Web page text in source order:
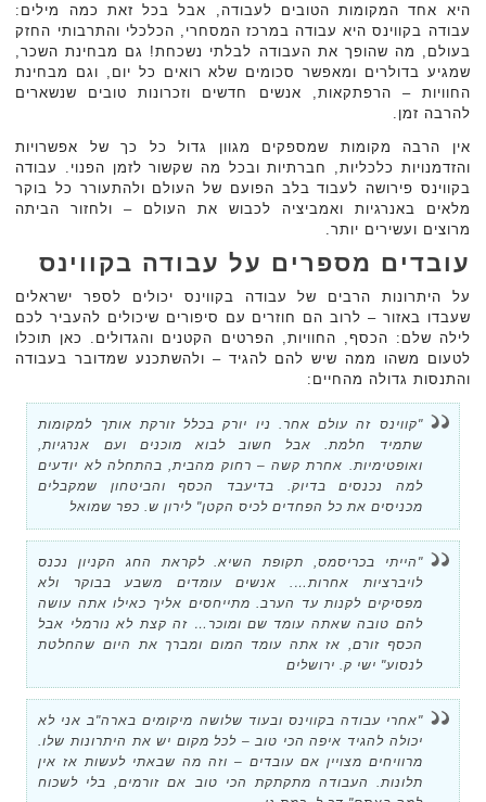
היא אחד המקומות הטובים לעבודה, אבל בכל זאת כמה מילים:
עבודה בקווינס היא עבודה במרכז המסחרי, הכלכלי והתרבותי החזק
בעולם, מה שהופך את העבודה לבלתי נשכחת! גם מבחינת השכר,
שמגיע בדולרים ומאפשר סכומים שלא רואים כל יום, וגם מבחינת
החוויות – הרפתקאות, אנשים חדשים וזכרונות טובים שנשארים
להרבה זמן.
אין הרבה מקומות שמספקים מגוון גדול כל כך של אפשרויות
והזדמנויות כלכליות, חברתיות ובכל מה שקשור לזמן הפנוי. עבודה
בקווינס פירושה לעבוד בלב הפועם של העולם ולהתעורר כל בוקר
מלאים באנרגיות ואמביציה לכבוש את העולם – ולחזור הביתה
מרוצים ועשירים יותר.
עובדים מספרים על עבודה בקווינס
על היתרונות הרבים של עבודה בקווינס יכולים לספר ישראלים
שעבדו באזור – לרוב הם חוזרים עם סיפורים שיכולים להעביר לכם
לילה שלם: הכסף, החוויות, הפרטים הקטנים והגדולים. כאן תוכלו
לטעום משהו ממה שיש להם להגיד – ולהשתכנע שמדובר בעבודה
והתנסות גדולה מהחיים:
"קווינס זה עולם אחר. ניו יורק בכלל זורקת אותך למקומות
שתמיד חלמת. אבל חשוב לבוא מוכנים ועם אנרגיות,
ואופטימיות. אחרת קשה – רחוק מהבית, בהתחלה לא יודעים
למה נכנסים בדיוק. בדיעבד הכסף והביטחון שמקבלים
מכניסים את כל הפחדים לכיס הקטן" לירון ש. כפר שמואל
"הייתי בכריסמס, תקופת השיא. לקראת החג הקניון נכנס
לויברציות אחרות…. אנשים עומדים משבע בבוקר ולא
מפסיקים לקנות עד הערב. מתייחסים אליך כאילו אתה עושה
להם טובה שאתה עומד שם ומוכר… זה קצת לא נורמלי אבל
הכסף זורם, אז אתה עומד המום ומברך את היום שהחלטת
לנסוע" ישי ק. ירושלים
"אחרי עבודה בקווינס ובעוד שלושה מיקומים בארה"ב אני לא
יכולה להגיד איפה הכי טוב – לכל מקום יש את היתרונות שלו.
מרוויחים מצויין אם עובדים – וזה מה שבאתי לעשות אז אין
תלונות. העבודה מתקתקת הכי טוב אם זורמים, בלי לשכוח